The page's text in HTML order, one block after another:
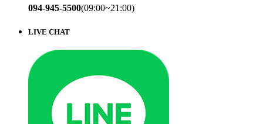
094-945-5500(09:00~21:00)
LIVE CHAT